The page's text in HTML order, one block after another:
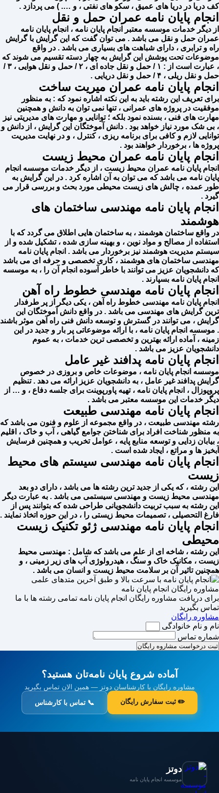
کف دریا در دریا های عمیق ، سکو های نفتی ، و …. ) می پردازد .
انجام پایان نامه عمران حمل و نقل
از دیگر خدمات موسسه معتبر انجام پایان نامه ، انجام پایان نامه
عمران حمل و نقل می باشد . می توان گفت که این گرایش با گرایش
راه و ترابری ، دارای شباهت های بسیاری می باشد . در واقع
موضوعات تحت پوشش این گرایش به چهار دسته تقسیم می شوند که
، عبارت است از : ۱ / حمل و نقل جاده ای ، ۲ / حمل و نقل هوایی ، ۳ /
حمل و نقل ریلی ، ۴ / حمل و نقل دریایی .
انجام پایان نامه عمران میریت ساخت
برای تعریف این رشته باید به این نکته اشاره نمود که : به منظور
موفقیت در پروژه های عمرانی ، تنها نمی توان به دانش و همچنین
مهارت های فنی ، بسنده نمود بلکه ؛ توانایی و مهارت های مدیریتی نیز
، بی شک مورد نیاز خواهد بود . دانش آموختگان این گرایش ، از دانش و
توانایی لازم و کافی برای برنامه ریزی ، کنترل ، و در نهایت مدیریت
پروژه ها ، برخوردار خواهند بود .
انجام پایان نامه عمران محیط زیست
انجام پایان نامه عمران محیط زیست ، از دیگر خدمات موسسه انجام
پایان نامه می باشد که می توان به آن اشاره کرد . در این گرایش به
طور عمده ، چالش های زیست محیطی مورد بحث و بررسی قرار می
گیرد .
انجام پایان نامه مهندسی ساختمان های
هوشمند
در واقع ساختمان هوشمند ، به ساختمان هایی اطلاق می گردد که با
استفاده از مصالح و مواد نوین ، و بهینه سازی شده ، تشکیل شده و از
سیستم مدیریت هوشمند نیز برخوردار می باشد . انجام پایان نامه
مهندسی ساختمان های هوشمند ، کاری تخصصی و حرفه ای می باشد
که دانشجویان عزیز می توانند با خاطر آسوده انجام آن را ، به موسسه
انجام پایان نامه بسپارند .
انجام پایان نامه مهندسی خطوط راه آهن
انجام پایان نامه مهندسی خطوط راه آهن ، یکی دیگر از پر طرفدار
ترین گرایش های مهندسی می باشد . در واقع دانش آموختگان این
گرایش ، می توانند در گسترش و توسعه دانش فنی راه آهن موثر باشند
. موسسه انجام پایان نامه ، با ارائه موضوعاتی پر بار و جدید در این
زمینه ، آماده ارائه بهترین و تخصصی ترین خدمات ، به عموم
دانشجویان عزیز می باشد .
انجام پایان نامه پدافند غیر عامل
موسسه انجام پایان نامه ، موضوعات خاص و بروزی در خصوص
گرایش پدافند غیر عامل ، به دانشجویان عزیز ارائه می دهد . تنظیم
پروپوزال ، انجام پایان نامه ، تهیه پاورپوینت برای جلسه دفاع ، و … از
دیگر خدمات این موسسه معتبر می باشد .
انجام پایان نامه مهندسی طبیعت
رشته مهندسی طبیعت ، در واقع مجموعه از علوم و فنون می باشد که
به منظور شناخت افراد برای شناختن جوامع گیاهی ، آب و خاک ، اقلیم
، بیابان زدایی و توسعه منابع پایه ، عوامل تخریب و همچنین فرسایش
آبخیز ها و مراتع ، ایجاد شده است .
انجام پایان نامه مهندسی سیستم های محیط
زیست
این رشته ، که یکی از جدید ترین رشته ها می باشد ، دارای دو بعد
مهندسی محیط ‌زیست و مهندسی سیستمی می باشد . به عبارت دیگر
این رشته به سبب تربیت دانشجویانی طراحی شده که بتوانند پس از
فارغ التحصیلی ، تصمیمات محیط زیستی را ، در این حوزه اتخاذ نمایند .
انجام پایان نامه مهندسی ژئو تکنیک زیست
محیطی
این رشته ، شاخه ای از علم‌ می باشد که شامل : مهندسی محیط
زیست ، مکانیک خاک و سنگ ، هیدرولوژی آب های زیر زمینی ، و
همچنین تاثیر آن بر سلامت محیط زیست و انسان می باشد .
مشاوره رایگان انجام پایان نامه
برای دریافت مشاوره رایگان انجام پایان نامه تمامی رشته ها با ما
تماس بگیرید
مشاوره رایگان
نام و نام خانوادگی
شماره تماس
ثبت درخواست مشاروه رایگان
آماده شروع پایان نامه‌تان هستید؟
مشاوره رایگان با کارشناسان دوتز — همین الان تماس بگیرید
✏️ ثبت سفارش رایگان 📞 تماس با کارشناس
دوتز
موسسه انجام پایان نامه